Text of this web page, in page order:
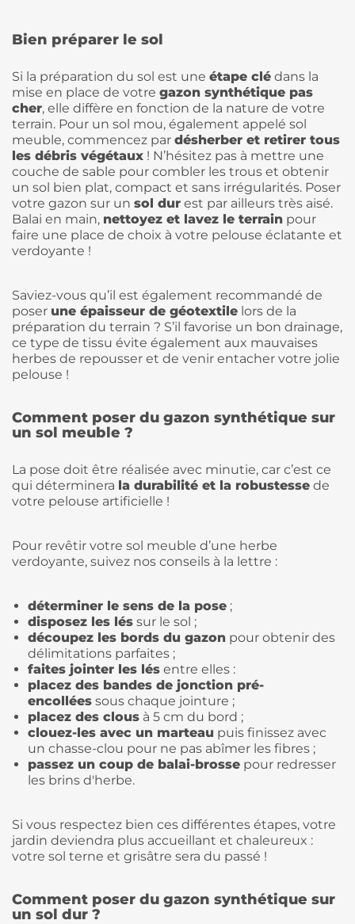
Bien préparer le sol
Si la préparation du sol est une étape clé dans la
mise en place de votre gazon synthétique pas
cher, elle diffère en fonction de la nature de votre
terrain. Pour un sol mou, également appelé sol
meuble, commencez par désherber et retirer tous
les débris végétaux ! N’hésitez pas à mettre une
couche de sable pour combler les trous et obtenir
un sol bien plat, compact et sans irrégularités. Poser
votre gazon sur un sol dur est par ailleurs très aisé.
Balai en main, nettoyez et lavez le terrain pour
faire une place de choix à votre pelouse éclatante et
verdoyante !
Saviez-vous qu’il est également recommandé de
poser une épaisseur de géotextile lors de la
préparation du terrain ? S’il favorise un bon drainage,
ce type de tissu évite également aux mauvaises
herbes de repousser et de venir entacher votre jolie
pelouse !
Comment poser du gazon synthétique sur
un sol meuble ?
La pose doit être réalisée avec minutie, car c’est ce
qui déterminera la durabilité et la robustesse de
votre pelouse artificielle !
Pour revêtir votre sol meuble d’une herbe
verdoyante, suivez nos conseils à la lettre :
déterminer le sens de la pose ;
disposez les lés sur le sol ;
découpez les bords du gazon pour obtenir des
délimitations parfaites ;
faites jointer les lés entre elles :
placez des bandes de jonction pré-
encollées sous chaque jointure ;
placez des clous à 5 cm du bord ;
clouez-les avec un marteau puis finissez avec
un chasse-clou pour ne pas abîmer les fibres ;
passez un coup de balai-brosse pour redresser
les brins d'herbe.
Si vous respectez bien ces différentes étapes, votre
jardin deviendra plus accueillant et chaleureux :
votre sol terne et grisâtre sera du passé !
Comment poser du gazon synthétique sur
un sol dur ?